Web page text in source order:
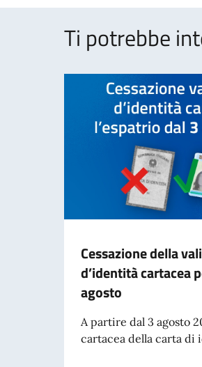
Ti potrebbe
Cessazione della
d’identità cartacea
agosto
A partire dal 3 agosto
cartacea della carta di